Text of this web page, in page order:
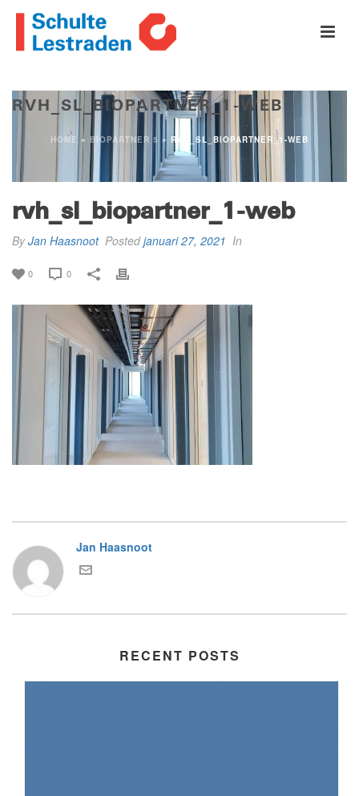
RVH_SL_BIOPARTNER_1-WEB
HOME » BIOPARTNER 5 » RVH_SL_BIOPARTNER_1-WEB
rvh_sl_biopartner_1-web
ByJan Haasnoot Postedjanuari 27, 2021 In
0 0
Jan Haasnoot
RECENT POSTS